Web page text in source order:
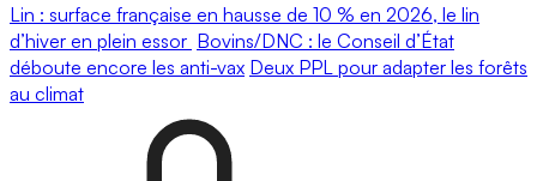
Lin : surface française en hausse de 10 % en 2026, le lin
d’hiver en plein essor Bovins/DNC : le Conseil d’État
déboute encore les anti-vax Deux PPL pour adapter les forêts
au climat